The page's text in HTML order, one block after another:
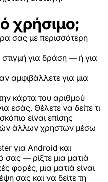
χρήσιμο;
σας με περισσότερη
στιγμή για δράση — ή για
αμφιβάλλετε για μια
κάρτα του αριθμού
εσάς. Θέλετε να δείτε τι
είναι επίσης
άλλων χρηστών μέσω
για Android και
σας — ρίξτε μια ματιά
φορές, μια ματιά είναι
σας και να δείτε τη